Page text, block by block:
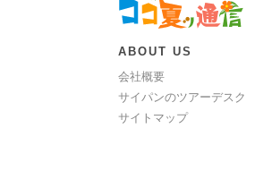
ABOUT US
会社概要
サイパンのツアーデスク
サイトマップ